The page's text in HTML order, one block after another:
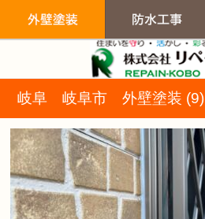
岐阜 岐阜市 外壁塗装 (9)